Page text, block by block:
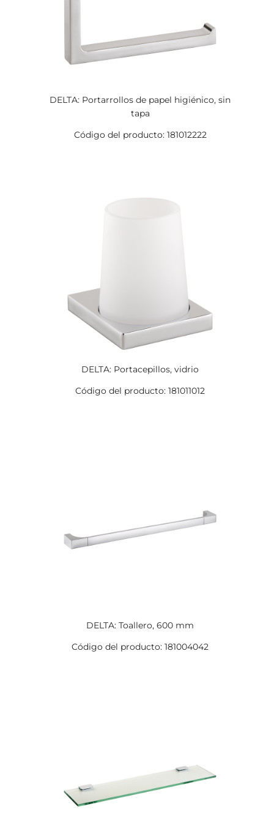
DELTA: Portarrollos de papel higiénico, sin
tapa
Código del producto: 181012222
DELTA: Portacepillos, vidrio
Código del producto: 181011012
DELTA: Toallero, 600 mm
Código del producto: 181004042